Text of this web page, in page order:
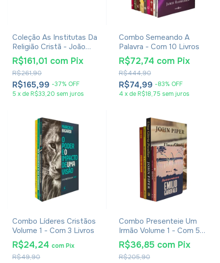
Coleção As Institutas Da
Religião Cristã - João
Calvino
R$165,99 -37% OFF
R$261,90
R$161,01 com Pix
5 x de R$33,20 sem juros
Combo Semeando A
Palavra - Com 10 Livros
R$74,99 -83% OFF
R$444,90
R$72,74 com Pix
4 x de R$18,75 sem juros
Combo Líderes Cristãos
Volume 1 - Com 3 Livros
R$49,90
R$24,24 comPix
Combo Presenteie Um
Irmão Volume 1 - Com 5
Livros
R$205,90
R$36,85 com Pix